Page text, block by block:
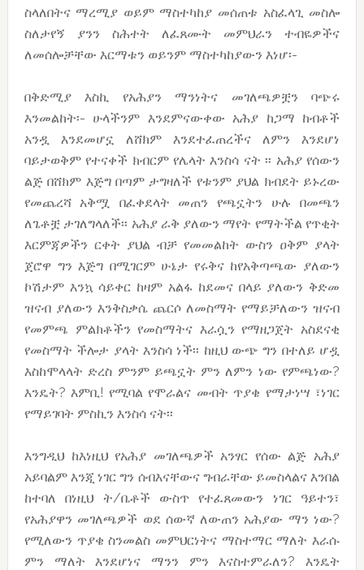
ስላለበትና ማረሚያ ወይም ማስተካከያ መሰጠቱ አስፈላጊ መስሎ
ስለታየኝ ያንን ስሕተት ለፈጸሙት መምህራን ተብዬዎችና
ለመሰሎቻቸው እርማቱን ወይንም ማስተካከያውን እነሆ፡-
በቅድሚያ እስኪ የአሕያን ማንነትና መገለጫዎቿን ባጭሩ
እንመልከት፡- ሁላችንም እንደምናውቀው አሕያ ከጋማ ከብቶች
አንዷ እንደመሆኗ ለሸክም እንደተፈጠረችና ለምን እንደሆነ
ባይታወቅም የተናቀች ክብርም የሌላት እንስሳ ናት ፡፡ አሕያ የሰውን
ልጅ በሸክም እጅግ በጣም ታግዛለች የቱንም ያህል ክብደት ይኑረው
የመጨረሻ አቅሟ በፈቀደላት መጠን የጫኗትን ሁሉ በመጫን
ለጌቶቿ ታገለግላለች፡፡ አሕያ ራቅ ያለውን ማየት የማትችል የጥቂት
እርምጃዎችን ርቀት ያህል ብቻ የመመልከት ውስን ዐቅም ያላት
ጀሮዋ ግን እጅግ በሚገርም ሁኔታ የሩቅና ከየአቅጣጫው ያለውን
ኮሽታም እንኳ ሳይቀር ከዛም አልፋ ከደመና በላይ ያለውን ቅድመ
ዝናብ ያለውን እንቅስቃሴ ጨርሶ ለመስማት የማይቻለውን ዝናብ
የመምጫ ምልክቶችን የመስማትና እራሷን የማዘጋጀት አስደናቂ
የመስማት ችሎታ ያላት እንስሳ ነች፡፡ ከዚህ ውጭ ግን በተለይ ሆዷ
እስከሞላላት ድረስ ምንም ይጫኗት ምን ለምን ነው የምጫነው?
እንዴት? እምቢ! የሚባል የሞራልና መብት ጥያቄ የማታነሣ ፣ነገር
የማይገባት ምስኪን እንስሳ ናት፡፡
እንግዲህ ከእነዚህ የአሕያ መገለጫዎች አንፃር የሰው ልጅ አሕያ
አይባልም እንጂ ነገር ግን ሰብእናቸውና ግብራቸው ይመስላልና እንበል
ከተባለ በነዚህ ት/ቤቶች ውስጥ የተፈጸመውን ነገር ዓይተን፣
የአሕያዋን መገለጫዎች ወደ ሰውኛ ለውጠን አሕያው ማን ነው?
የሚለውን ጥያቄ ስንመልስ መምህርነትና ማስተማር ማለት እራሱ
ምን ማለት እንደሆነና ማንን ምን እናስተምራለን? እንዴት